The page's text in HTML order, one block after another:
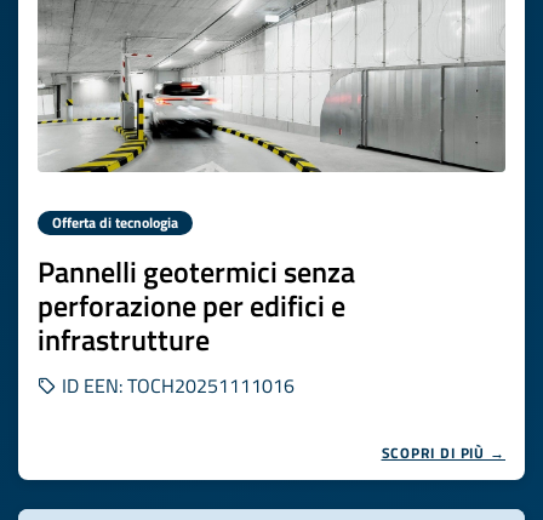
Offerta di tecnologia
Pannelli geotermici senza
perforazione per edifici e
infrastrutture
ID EEN: TOCH20251111016
SCOPRI DI PIÙ →